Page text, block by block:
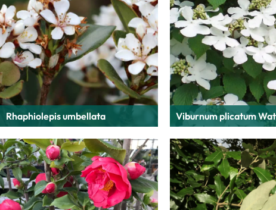
Rhaphiolepis umbellata Viburnum plicatum